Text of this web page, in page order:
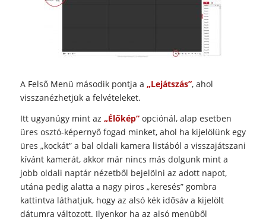
A Felső Menü második pontja a „Lejátszás”, ahol
visszanézhetjük a felvételeket.
Itt ugyanúgy mint az „Élőkép”opciónál, alap esetben
üres osztó-képernyő fogad minket, ahol ha kijelölünk egy
üres „kockát” a bal oldali kamera listából a visszajátszani
kívánt kamerát, akkor már nincs más dolgunk mint a
jobb oldali naptár nézetből bejelölni az adott napot,
utána pedig alatta a nagy piros „keresés” gombra
kattintva láthatjuk, hogy az alsó kék idősáv a kijelölt
dátumra változott. Ilyenkor ha az alsó menüből